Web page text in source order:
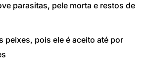
parasitas, pele morta e restos de
peixes, pois ele é aceito até por